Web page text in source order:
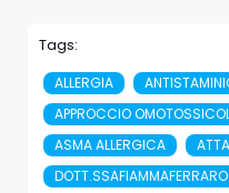
Tags:
ALLERGIA
APPROCCIO
ASMA ALLERGICA
DOTT.SSAFIAMMAFERRARO